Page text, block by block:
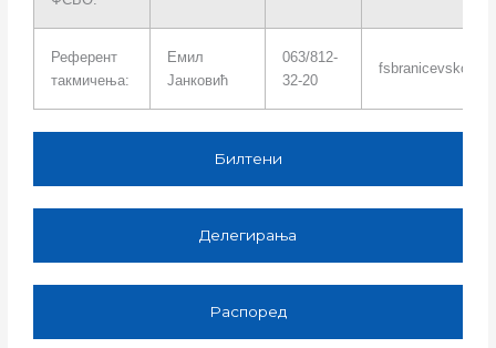
Референт
такмичења:
Емил
Јанковић
063/812-
32-20
Билтени
Делегирања
Распоред